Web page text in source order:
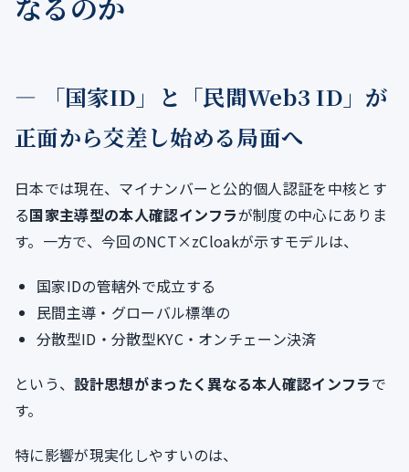
― 「国家ID」と「民間Web3 ID」が
正面から交差し始める局面へ
日本では現在、マイナンバーと公的個人認証を中核とす
る国家主導型の本人確認インフラが制度の中心にありま
す。一方で、今回のNCT×zCloakが示すモデルは、
国家IDの管轄外で成立する
民間主導・グローバル標準の
分散型ID・分散型KYC・オンチェーン決済
という、設計思想がまったく異なる本人確認インフラで
す。
特に影響が現実化しやすいのは、